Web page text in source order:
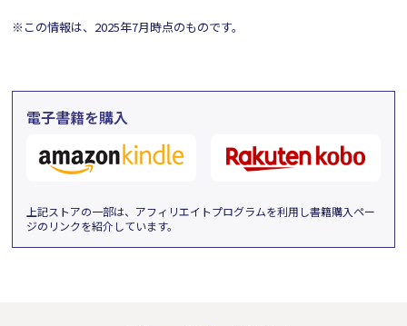
※この情報は、2025年7月時点のものです。
電子書籍を購入
上記ストアの一部は、アフィリエイトプログラムを利用し書籍購入ペー
ジのリンクを紹介しています。